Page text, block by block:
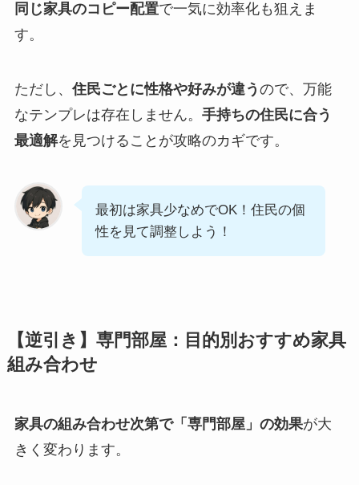
同じ家具のコピー配置で一気に効率化も狙えま
す。
ただし、 住民ごとに性格や好みが違う ので、万能
なテンプレは存在しません。 手持ちの住民に合う
最適解を見つけることが攻略のカギです。
最初は家具少なめでOK！住民の個
性を見て調整しよう！
【逆引き】専門部屋：目的別おすすめ家具
組み合わせ
家具の組み合わせ次第で「専門部屋」の効果が大
きく変わります。